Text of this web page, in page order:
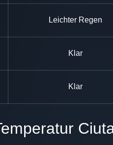
Leichter Regen
Klar
Klar
Temperatur